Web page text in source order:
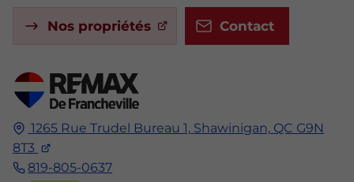
1265 Rue Trudel Bureau 1, Shawinigan, QC G9N
8T3
819-805-0637
Nos propriétés Contact